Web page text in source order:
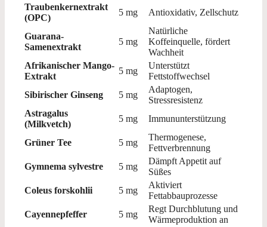
Traubenkernextrakt
(OPC)
5 mg Antioxidativ, Zellschutz
Guarana-
Samenextrakt
5 mg
Natürliche
Koffeinquelle, fördert
Wachheit
Afrikanischer Mango-
Extrakt
5 mg
Unterstützt
Fettstoffwechsel
Sibirischer Ginseng
5 mg
Adaptogen,
Stressresistenz
Astragalus
(Milkvetch)
5 mg Immununterstützung
Grüner Tee 5 mg
Thermogenese,
Fettverbrennung
Gymnema sylvestre
5 mg
Dämpft Appetit auf
Süßes
Coleus forskohlii
5 mg
Aktiviert
Fettabbauprozesse
Cayennepfeffer
5 mg
Regt Durchblutung und
Wärmeproduktion an